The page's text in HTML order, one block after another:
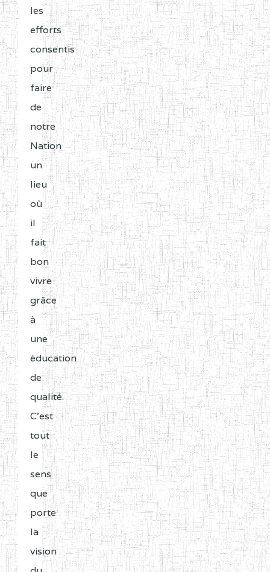
les
efforts
consentis
pour
faire
de
notre
Nation
un
lieu
où
il
fait
bon
vivre
grâce
à
une
éducation
de
qualité.
C'est
tout
le
sens
que
porte
la
vision